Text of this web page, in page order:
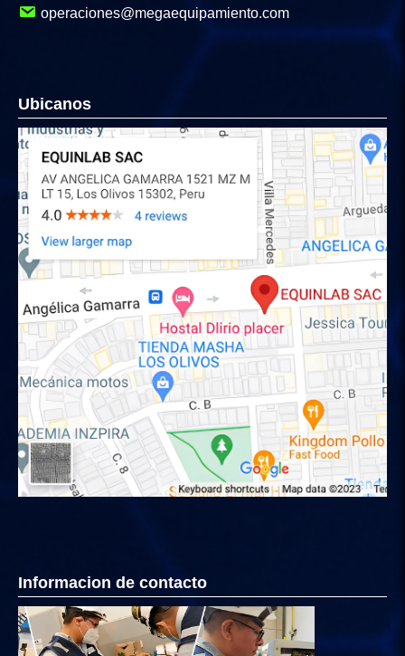
operaciones@megaequipamiento.com
Ubicanos
Informacion de contacto